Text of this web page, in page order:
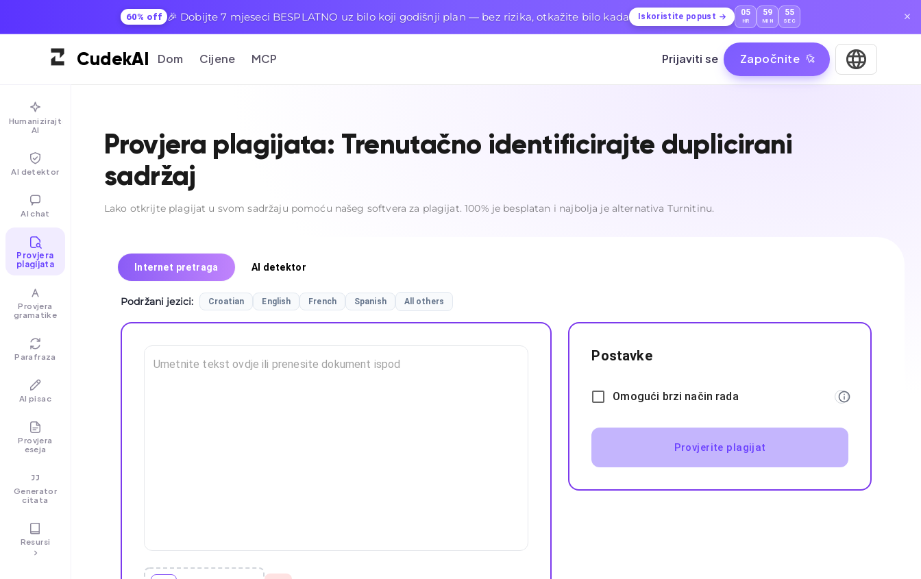
60% off 🎉 Dobijte 7 mjeseci BESPLATNO uz bilo koji godišnji plan — bez rizika, otkažite bilo kada Iskoristite popust 05
HR
59
MIN
54
SEC
CudekAI Dom Cijene MCP Prijaviti se Započnite
Humanizirajte
AI
AI detektor
AI chat
Provjera
plagijata
Provjera
gramatike
Parafraza
AI pisac
Provjera
eseja
Generator
citata
Resursi
Provjera plagijata: Trenutačno identificirajte duplicirani
sadržaj
Lako otkrijte plagijat u svom sadržaju pomoću našeg softvera za plagijat. 100% je besplatan i najbolja je alternativa Turnitinu.
Internet pretraga AI detektor
Podržani jezici: Croatian English French Spanish All others
Postavke
Omogući brzi način rada
Provjerite plagijat